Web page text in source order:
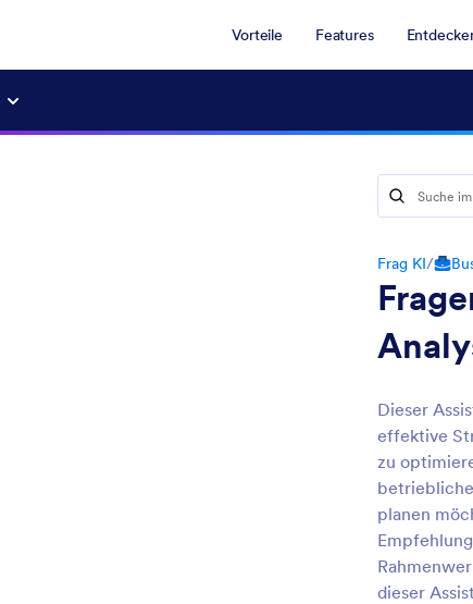
Vorteile Features
Frag KI/
Dieser
effektive
zu
planen
dieser